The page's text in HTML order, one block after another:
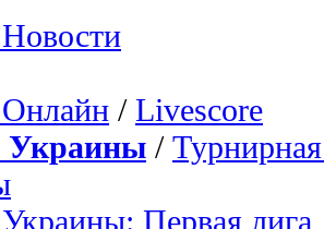
/ Livescore
Украины /
Первая лига